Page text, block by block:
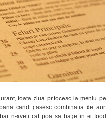
toata ziua pritocesc la meniu pe
cand gasesc combinatia de aur.
n-aveti cat poa sa bage in ei food